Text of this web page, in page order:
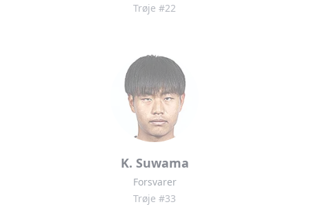
Trøje #22
K. Suwama
Forsvarer
Trøje #33